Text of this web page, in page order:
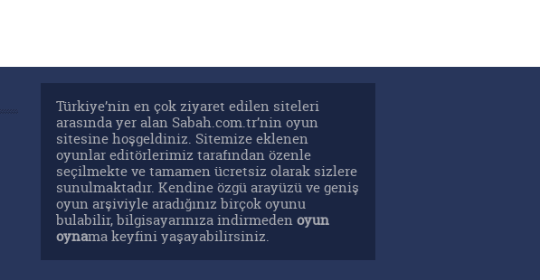
Metnimizi okumak ve sitemizde ilgili
Türkiye’nin en çok ziyaret edilen siteleri
arasında yer alan Sabah.com.tr’nin oyun
sitesine hoşgeldiniz. Sitemize eklenen
oyunlar editörlerimiz tarafından özenle
seçilmekte ve tamamen ücretsiz olarak sizlere
sunulmaktadır. Kendine özgü arayüzü ve geniş
oyun arşiviyle aradığınız birçok oyunu
bulabilir, bilgisayarınıza indirmedenoyun
oynama keyfini yaşayabilirsiniz.